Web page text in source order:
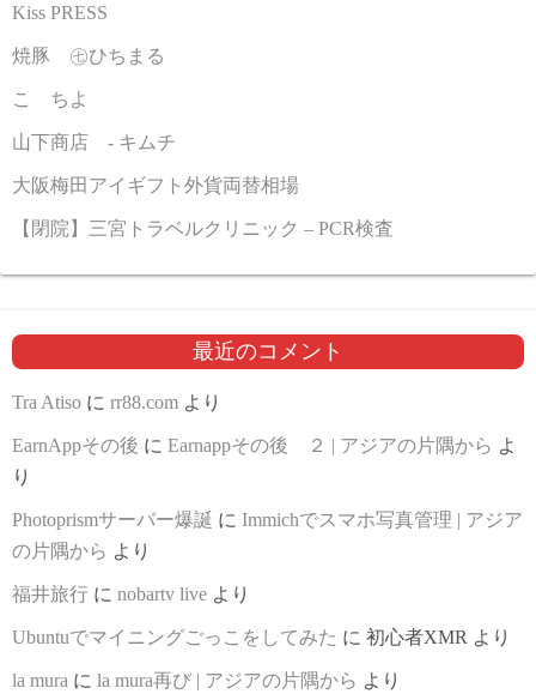
Kiss PRESS
焼豚 ㊆ひちまる
こゝちよ
山下商店 - キムチ
大阪梅田アイギフト外貨両替相場
【閉院】三宮トラベルクリニック – PCR検査
最近のコメント
Tra Atiso に rr88.com より
EarnAppその後 に Earnappその後 ２ | アジアの片隅から よ
り
Photoprismサーバー爆誕 に Immichでスマホ写真管理 | アジア
の片隅から より
福井旅行 に nobartv live より
Ubuntuでマイニングごっこをしてみた に 初心者XMR より
la mura に la mura再び | アジアの片隅から より